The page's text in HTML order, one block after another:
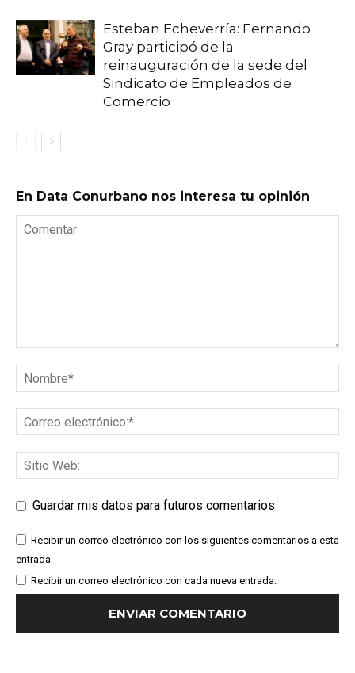
Esteban Echeverría: Fernando
Gray participó de la
reinauguración de la sede del
Sindicato de Empleados de
Comercio
En Data Conurbano nos interesa tu opinión
Guardar mis datos para futuros comentarios
Recibir un correo electrónico con los siguientes comentarios a esta
entrada.
Recibir un correo electrónico con cada nueva entrada.